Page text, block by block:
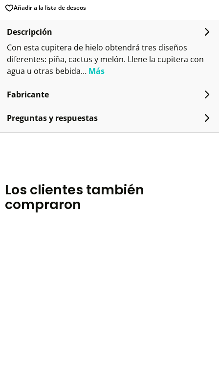
Añadir a la lista de deseos
Descripción
Con esta cupitera de hielo obtendrá tres diseños
diferentes: piña, cactus y melón. Llene la cupitera con
agua u otras bebida… Más
Fabricante
Preguntas y respuestas
Los clientes también
compraron